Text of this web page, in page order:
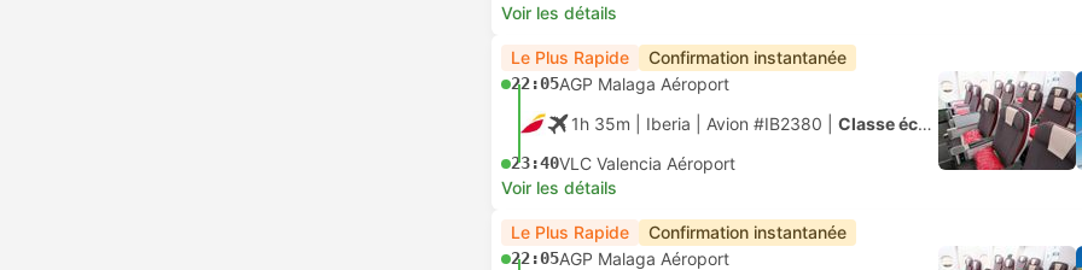
Voir les détails
Le Plus Rapide Confirmation instantanée
22:05AGP Malaga Aéroport
1h 35m | Iberia Avion #IB2380 Classe économique
23:40VLC Valencia Aéroport
Voir les détails
Le Plus Rapide Confirmation instantanée
22:05AGP Malaga Aéroport